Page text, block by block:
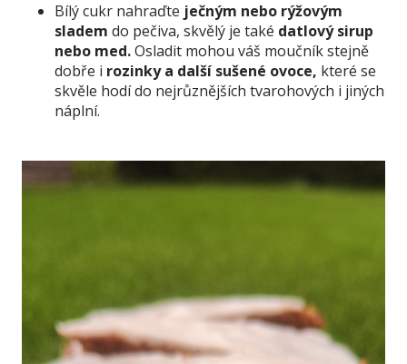
Bílý cukr nahraďte ječným nebo rýžovým
sladem do pečiva, skvělý je také datlový sirup
nebo med.Osladit mohou váš moučník stejně
dobře i rozinky a další sušené ovoce, které se
skvěle hodí do nejrůznějších tvarohových i jiných
náplní.